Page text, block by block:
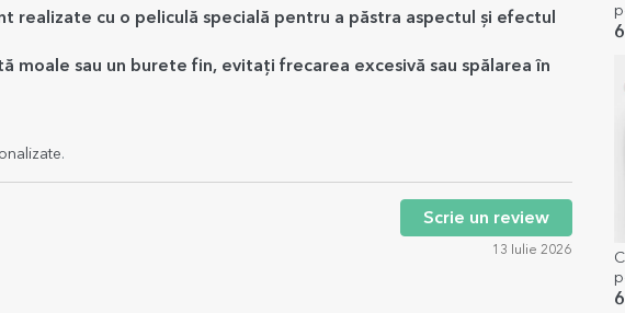
realizate cu o peliculă specială pentru a păstra aspectul și efectul
moale sau un burete fin, evitați frecarea excesivă sau spălarea în
.
Scrie un review
13 Iulie 2026